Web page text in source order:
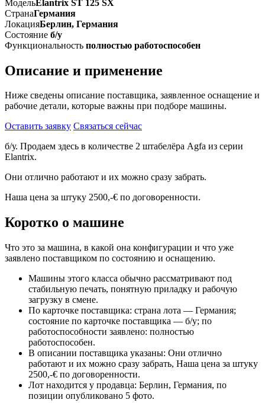
МодельElantrix ST 125 SX
СтранаГермания
ЛокацияБерлин, Германия
Состояние б/у
Функциональность полностью работоспособен
Описание и применение
Ниже сведены описание поставщика, заявленное оснащение и
рабочие детали, которые важны при подборе машины.
Оставить заявку Связаться сейчас
б/у. Продаем здесь в количестве 2 штабелёра Agfa из серии
Elantrix.
Они отлично работают и их можно сразу забрать.
Наша цена за штуку 2500,-€ по договоренности.
Коротко о машине
Что это за машина, в какой она конфигурации и что уже
заявлено поставщиком по состоянию и оснащению.
Машины этого класса обычно рассматривают под
стабильную печать, понятную приладку и рабочую
загрузку в смене.
По карточке поставщика: страна лота — Германия;
состояние по карточке поставщика — б/у; по
работоспособности заявлено: полностью
работоспособен.
В описании поставщика указаны: Они отлично
работают и их можно сразу забрать, Наша цена за штуку
2500,-€ по договоренности.
Лот находится у продавца: Берлин, Германия, по
позиции опубликовано 5 фото.